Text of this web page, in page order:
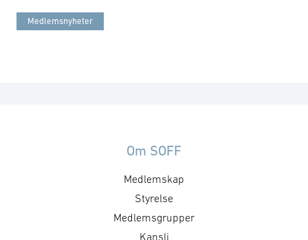
Medlemsnyheter
Om SOFF
Medlemskap
Styrelse
Medlemsgrupper
Kansli